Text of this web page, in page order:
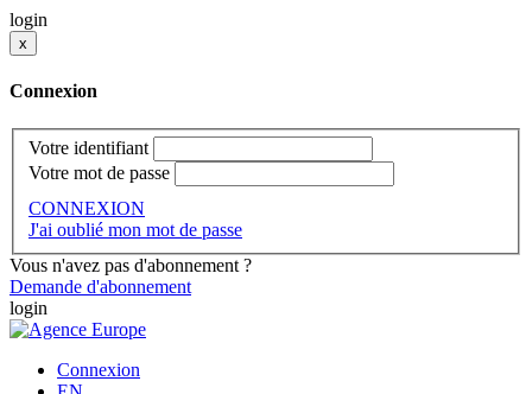
login
x
Connexion
Votre identifiant
Votre mot de passe
CONNEXION
J'ai oublié mon mot de passe
Vous n'avez pas d'abonnement ?
Demande d'abonnement
login
Connexion